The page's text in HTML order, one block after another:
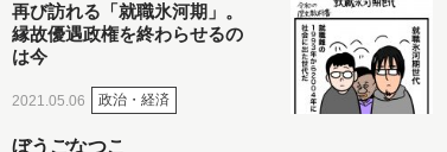
再び訪れる「就職氷河期」。
縁故優遇政権を終わらせるの
は今
2021.05.06 政治・経済
ぼうごなつこ